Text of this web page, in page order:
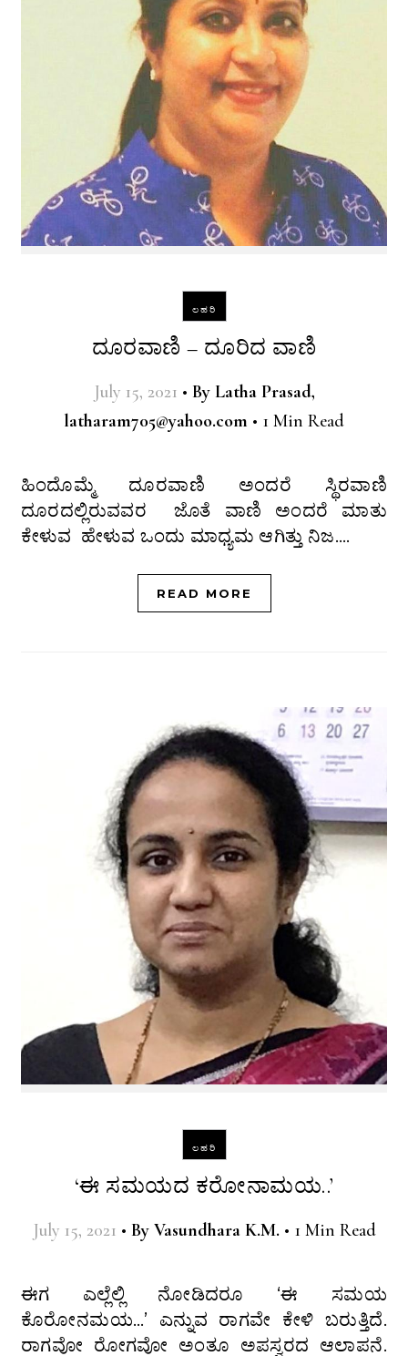
ಲಹರಿ
ದೂರವಾಣಿ – ದೂರಿದ ವಾಣಿ
July 15, 2021 • By Latha Prasad,
latharam705@yahoo.com • 1 Min Read
ಹಿಂದೊಮ್ಮೆ ದೂರವಾಣಿ ಅಂದರೆ ಸ್ಥಿರವಾಣಿ
ದೂರದಲ್ಲಿರುವವರ ಜೊತೆ ವಾಣಿ ಅಂದರೆ ಮಾತು
ಕೇಳುವ ಹೇಳುವ ಒಂದು ಮಾಧ್ಯಮ ಆಗಿತ್ತು ನಿಜ.…
READ MORE
ಲಹರಿ
‘ಈ ಸಮಯದ ಕರೋನಾಮಯ..’
July 15, 2021 • By Vasundhara K.M. • 1 Min Read
ಈಗ ಎಲ್ಲೆಲ್ಲಿ ನೋಡಿದರೂ ‘ಈ ಸಮಯ
ಕೊರೋನಮಯ…’ ಎನ್ನುವ ರಾಗವೇ ಕೇಳಿ ಬರುತ್ತಿದೆ.
ರಾಗವೋ ರೋಗವೋ ಅಂತೂ ಅಪಸ್ವರದ ಆಲಾಪನೆ.